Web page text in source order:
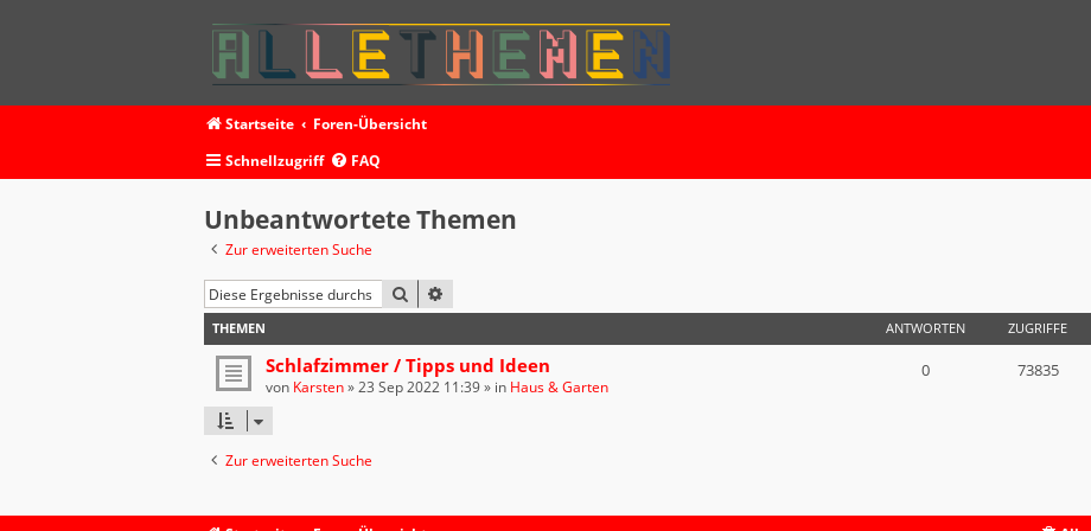
Startseite
Foren-Übersicht
Schnellzugriff
FAQ
Unbeantwortete Themen
Zur erweiterten Suche
SUCHE
THEMEN ANTWORTEN ZUGRIFFE
Schlafzimmer / Tipps und Ideen
von Karsten»23 Sep 2022 11:39» in Haus & Garten
0 73835
Zur erweiterten Suche